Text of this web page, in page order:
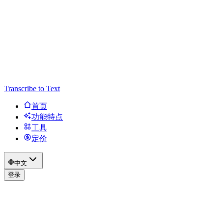
Transcribe to Text
首页
功能特点
工具
定价
中文
登录